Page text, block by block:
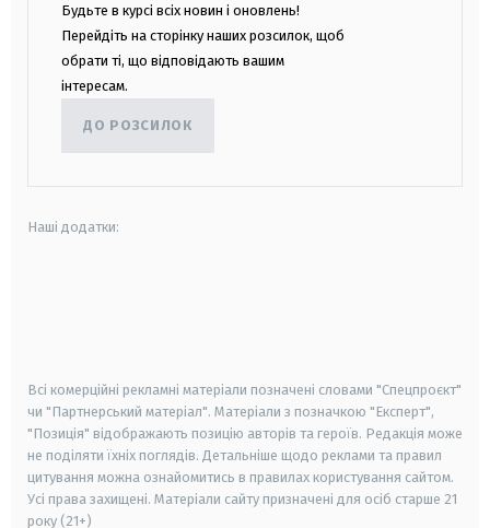
Будьте в курсі всіх новин і оновлень!
Перейдіть на сторінку наших розсилок, щоб
обрати ті, що відповідають вашим
інтересам.
ДО РОЗСИЛОК
Наші додатки:
Всі комерційні рекламні матеріали позначені словами "Спецпроєкт"
чи "Партнерський матеріал". Матеріали з позначкою "Експерт",
"Позиція" відображають позицію авторів та героїв. Редакція може
не поділяти їхніх поглядів. Детальніше щодо реклами та правил
цитування можна ознайомитись в правилах користування сайтом.
Усі права захищені. Матеріали сайту призначені для осіб старше 21
року (21+)